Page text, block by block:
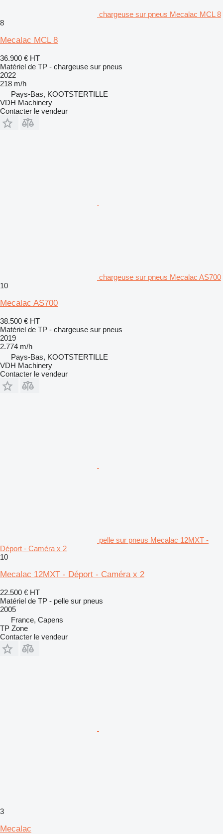
chargeuse sur pneus Mecalac MCL 8
8
Mecalac MCL 8
36.900 € HT
Matériel de TP - chargeuse sur pneus
2022
218 m/h
Pays-Bas, KOOTSTERTILLE
VDH Machinery
Contacter le vendeur
chargeuse sur pneus Mecalac AS700
10
Mecalac AS700
38.500 € HT
Matériel de TP - chargeuse sur pneus
2019
2.774 m/h
Pays-Bas, KOOTSTERTILLE
VDH Machinery
Contacter le vendeur
pelle sur pneus Mecalac 12MXT -
Déport - Caméra x 2
10
Mecalac 12MXT - Déport - Caméra x 2
22.500 € HT
Matériel de TP - pelle sur pneus
2005
France, Capens
TP Zone
Contacter le vendeur
3
Mecalac